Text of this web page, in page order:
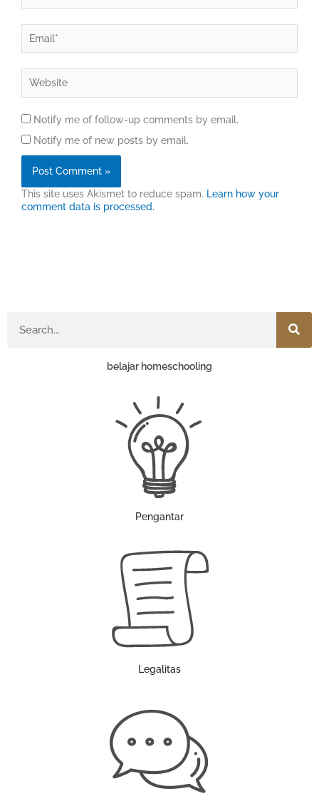
Notify me of follow-up comments by email.
Notify me of new posts by email.
This site uses Akismet to reduce spam. Learn how your
comment data is processed.
belajar homeschooling
Pengantar
Legalitas